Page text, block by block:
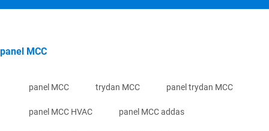
panel MCC
panel MCC trydan MCC panel trydan MCC
panel MCC HVAC panel MCC addas